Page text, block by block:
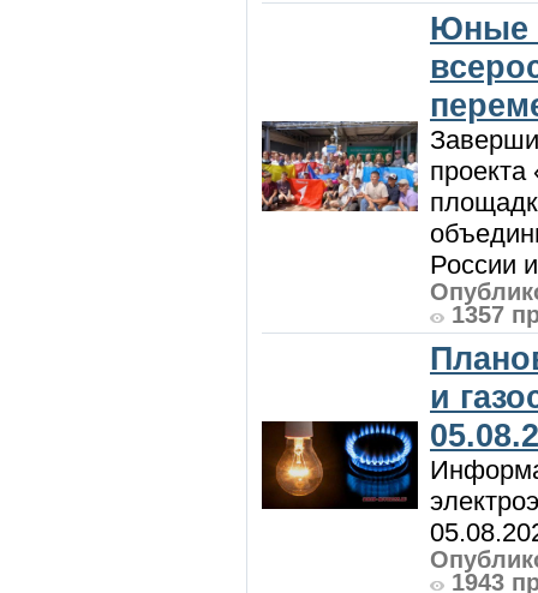
Юные
России
1357
и
1943